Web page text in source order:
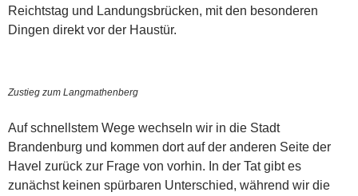
Reichtstag und Landungsbrücken, mit den besonderen
Dingen direkt vor der Haustür.
Zustieg zum Langmathenberg
Auf schnellstem Wege wechseln wir in die Stadt
Brandenburg und kommen dort auf der anderen Seite der
Havel zurück zur Frage von vorhin. In der Tat gibt es
zunächst keinen spürbaren Unterschied, während wir die